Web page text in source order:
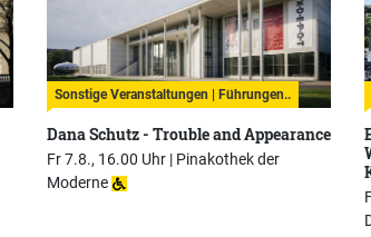
Sonstige Veranstaltungen | Führungen..
Dana Schutz - Trouble and Appearance
Fr 7.8., 16.00 Uhr | Pinakothek der
Moderne